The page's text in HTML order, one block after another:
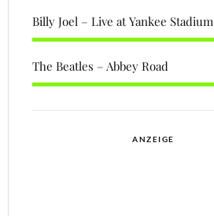
Billy Joel – Live at Yankee Stadium
The Beatles – Abbey Road
ANZEIGE